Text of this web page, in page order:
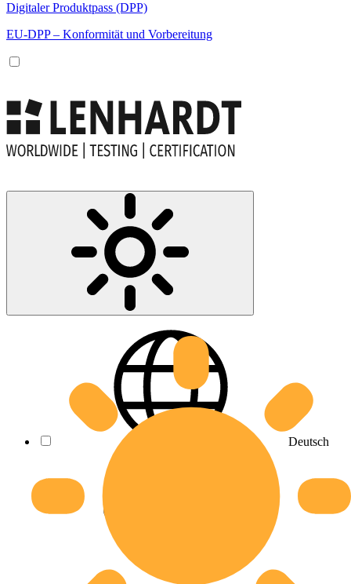
Digitaler Produktpass (DPP)
EU-DPP – Konformität und Vorbereitung
Deutsch